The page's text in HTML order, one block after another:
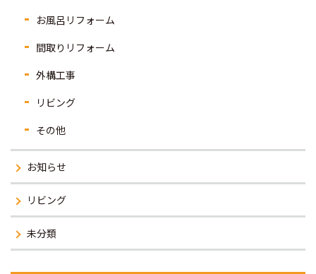
お風呂リフォーム
間取りリフォーム
外構工事
リビング
その他
お知らせ
リビング
未分類